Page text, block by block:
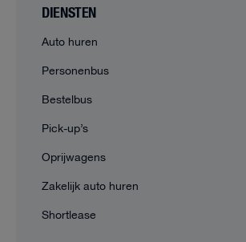
DIENSTEN
Auto huren
Personenbus
Bestelbus
Pick-up’s
Oprijwagens
Zakelijk auto huren
Shortlease